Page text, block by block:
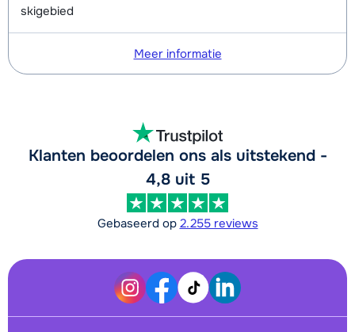
skigebied
Meer informatie
Klanten beoordelen ons als uitstekend -
4,8 uit 5
Gebaseerd op 2.255 reviews